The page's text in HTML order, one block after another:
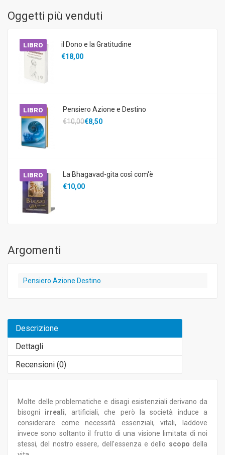
Oggetti più venduti
LIBRO
il Dono e la Gratitudine
€18,00
LIBRO
Pensiero Azione e Destino
€10,00€8,50
LIBRO
La Bhagavad-gita così com'è
€10,00
Argomenti
Pensiero Azione Destino
Descrizione
Dettagli
Recensioni (0)
Molte delle problematiche e disagi esistenziali derivano da
bisogni irreali, artificiali, che però la società induce a
considerare come necessità essenziali, vitali, laddove
invece sono soltanto il frutto di una visione limitata di noi
stessi, del nostro essere, dell’essenza e dello scopo della